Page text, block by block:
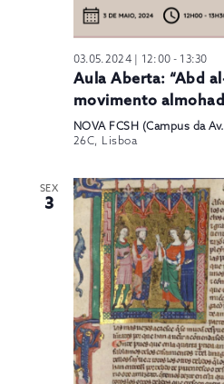
03.05.2024 | 12:00 - 13:30
Aula Aberta: “Abd
movimento
NOVA FCSH (Campus da
26C, Lisboa
SEX
3